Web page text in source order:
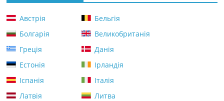
Австрія
Бельгія
Болгарія
Великобританія
Греція
Данія
Естонія
Ірландія
Іспанія
Італія
Латвія
Литва